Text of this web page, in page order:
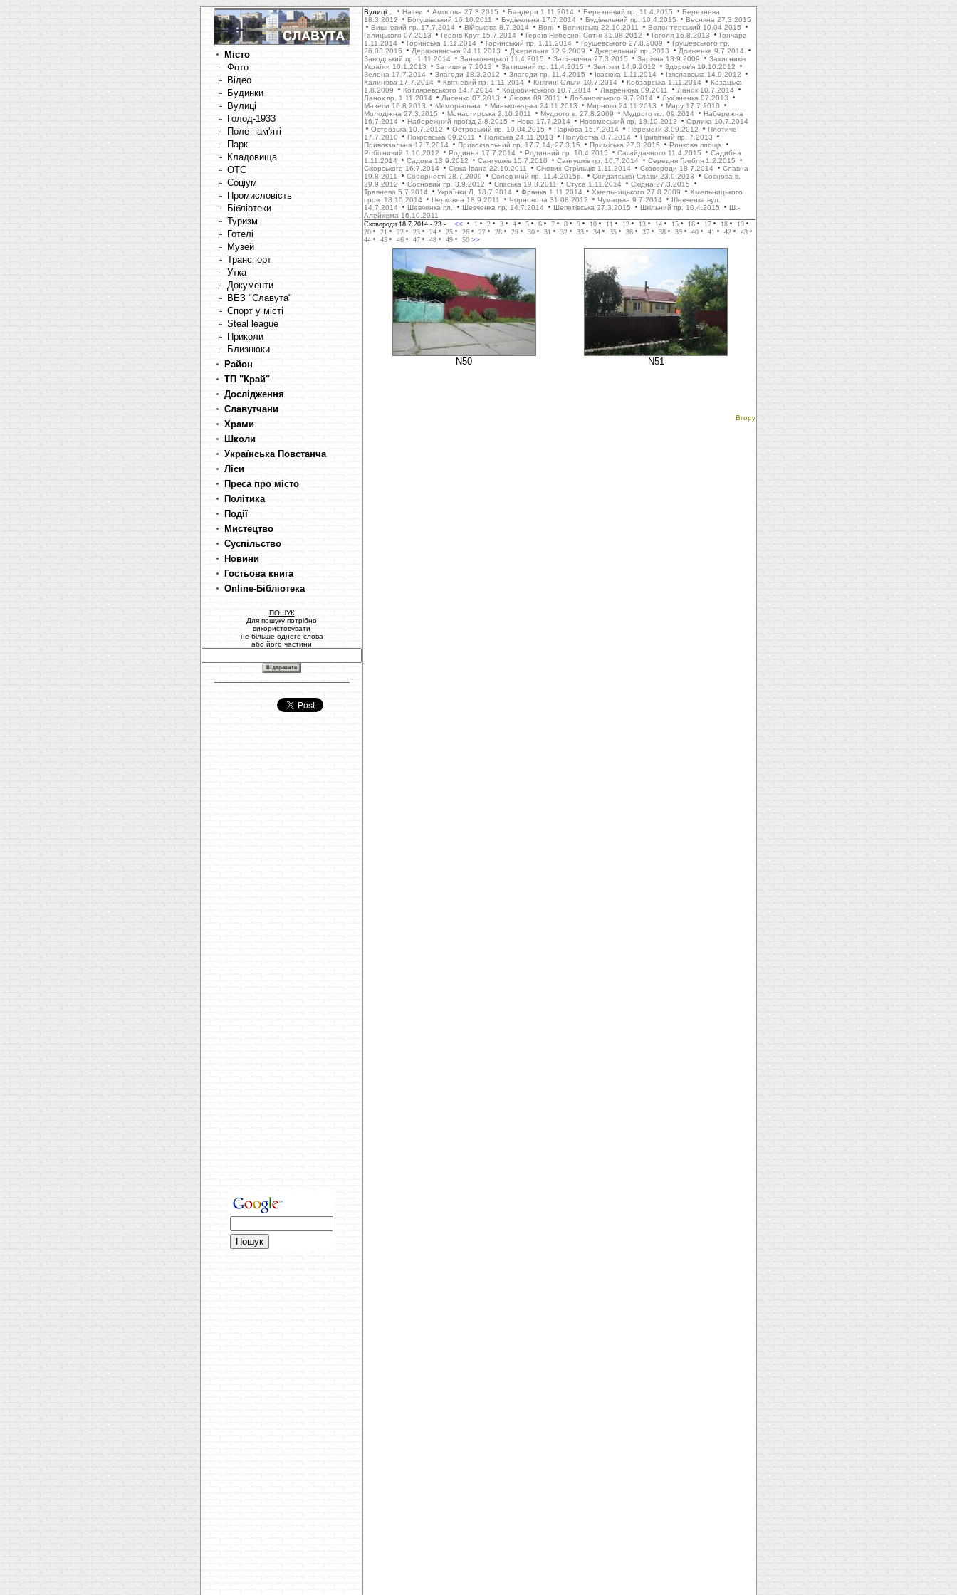
Місто
Фото
Відео
Будинки
Вулиці
Голод-1933
Поле пам'яті
Парк
Кладовища
OTC
Соціум
Промисловість
Бібліотеки
Туризм
Готелі
Музей
Транспорт
Утка
Документи
ВЕЗ "Славута"
Спорт у місті
Steal league
Приколи
Близнюки
Район
ТП "Край"
Дослідження
Славутчани
Храми
Школи
Українська Повстанча
Ліси
Преса про місто
Політика
Події
Мистецтво
Суспільство
Новини
Гостьова книга
Online-Бібліотека
ПОШУК
Для пошуку потрібно
використовувати
не більше одного слова
або його частини
Вулиці: Назви Амосова 27.3.2015 Бандери 1.11.2014 Березневий пр. 11.4.2015
Березнева
18.3.2012
Богушівський 16.10.2011 Будівельна 17.7.2014 Будівельний пр. 10.4.2015
Весняна 27.3.2015
Вишневий пр. 17.7.2014
Військова 8.7.2014 Волі Волинська 22.10.2011
Волонтерський 10.04.2015
Галицького 07.2013
Героїв Крут 15.7.2014 Героїв Небесної Сотні 31.08.2012 Гоголя 16.8.2013
Гончара
1.11.2014
Горинська 1.11.2014 Горинський пр. 1.11.2014 Грушевського 27.8.2009
Грушевського пр.
26.03.2015
Деражнянська 24.11.2013 Джерельна 12.9.2009 Джерельний пр. 2013
Довженка 9.7.2014
Заводський пр. 1.11.2014
Заньковецької 11.4.2015 Залізнична 27.3.2015 Зарічна 13.9.2009
Захисників
України 10.1.2013
Затишна 7.2013 Затишний пр. 11.4.2015 Звитяги 14.9.2012
Здоров'я 19.10.2012
Зелена 17.7.2014
Злагоди 18.3.2012 Злагоди пр. 11.4.2015 Івасюка 1.11.2014
Ізяславська 14.9.2012
Калинова 17.7.2014
Квітневий пр. 1.11.2014 Княгині Ольги 10.7.2014 Кобзарська 1.11.2014
Козацька
1.8.2009
Котляревського 14.7.2014 Коцюбинського 10.7.2014 Лавренюка 09.2011
Ланок 10.7.2014
Ланок пр. 1.11.2014
Лисенко 07.2013 Лісова 09.2011 Лобановського 9.7.2014
Лук'яненка 07.2013
Мазепи 16.8.2013
Меморіальна Миньковецька 24.11.2013 Мирного 24.11.2013
Миру 17.7.2010
Молодіжна 27.3.2015
Монастирська 2.10.2011 Мудрого в. 27.8.2009 Мудрого пр. 09.2014
Набережна
16.7.2014
Набережний проїзд 2.8.2015 Нова 17.7.2014 Новомеський пр. 18.10.2012
Орлика 10.7.2014
Острозька 10.7.2012
Острозький пр. 10.04.2015 Паркова 15.7.2014 Перемоги 3.09.2012
Плотиче
17.7.2010
Покровська 09.2011 Поліська 24.11.2013 Полуботка 8.7.2014
Привітний пр. 7.2013
Привокзальна 17.7.2014
Привокзальний пр. 17.7.14, 27.3.15 Приміська 27.3.2015
Ринкова площа
Робітничий 1.10.2012
Родинна 17.7.2014 Родинний пр. 10.4.2015 Сагайдачного 11.4.2015
Садибна
1.11.2014
Садова 13.9.2012 Сангушків 15.7.2010 Сангушків пр. 10.7.2014
Середня Гребля 1.2.2015
Сікорського 16.7.2014
Сірка Івана 22.10.2011 Січових Стрільців 1.11.2014 Сковороди 18.7.2014
Славна
19.8.2011
Соборності 28.7.2009 Солов'їний пр. 11.4.2015р. Солдатської Слави 23.9.2013
Соснова в.
29.9.2012
Cосновий пр. 3.9.2012 Cпаська 19.8.2011 Стуса 1.11.2014
Східна 27.3.2015
Травнева 5.7.2014
Українки Л. 18.7.2014 Франка 1.11.2014 Хмельницького 27.8.2009
Хмельницького
пров. 18.10.2014
Церковна 18.9.2011 Чорновола 31.08.2012 Чумацька 9.7.2014
Шевченка вул.
14.7.2014
Шевченка пл. Шевченка пр. 14.7.2014 Шепетівська 27.3.2015 Шкільний пр. 10.4.2015
Ш.-
Алейхема 16.10.2011
Сковороди 18.7.2014 - 23 - << 1 2 3 4 5 6 7 8 9 10 11 12 13 14 15 16 17 18
19
20
21 22 23 24 25 26 27 28 29 30 31 32 33 34 35 36 37 38 39 40 41 42
43
44
45 46 47 48 49 50 >>
N50 N51
Вгору